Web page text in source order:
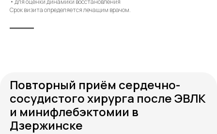
• для оценки динамики восстановления
Срок визита определяется лечащим врачом.
Повторный приём сердечно-
сосудистого хирурга после ЭВЛК
и минифлебэктомии в
Дзержинске